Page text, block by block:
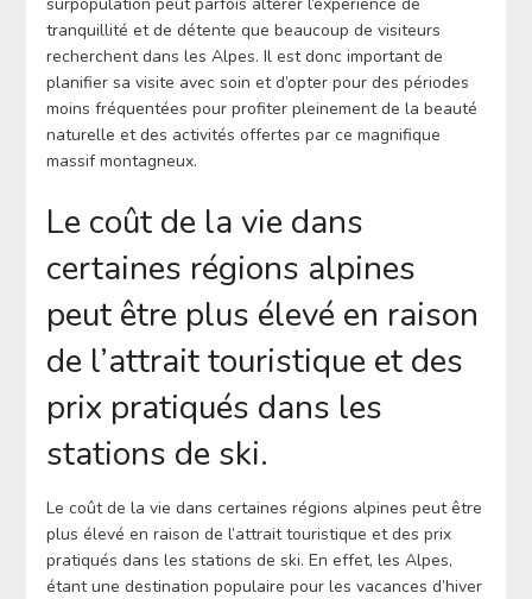
tranquillité et de détente que beaucoup de visiteurs
recherchent dans les Alpes. Il est donc important de
planifier sa visite avec soin et d’opter pour des périodes
moins fréquentées pour profiter pleinement de la beauté
naturelle et des activités offertes par ce magnifique
massif montagneux.
Le coût de la vie dans
certaines régions alpines
peut être plus élevé en raison
de l’attrait touristique et des
prix pratiqués dans les
stations de ski.
Le coût de la vie dans certaines régions alpines peut être
plus élevé en raison de l’attrait touristique et des prix
pratiqués dans les stations de ski. En effet, les Alpes,
étant une destination populaire pour les vacances d’hiver